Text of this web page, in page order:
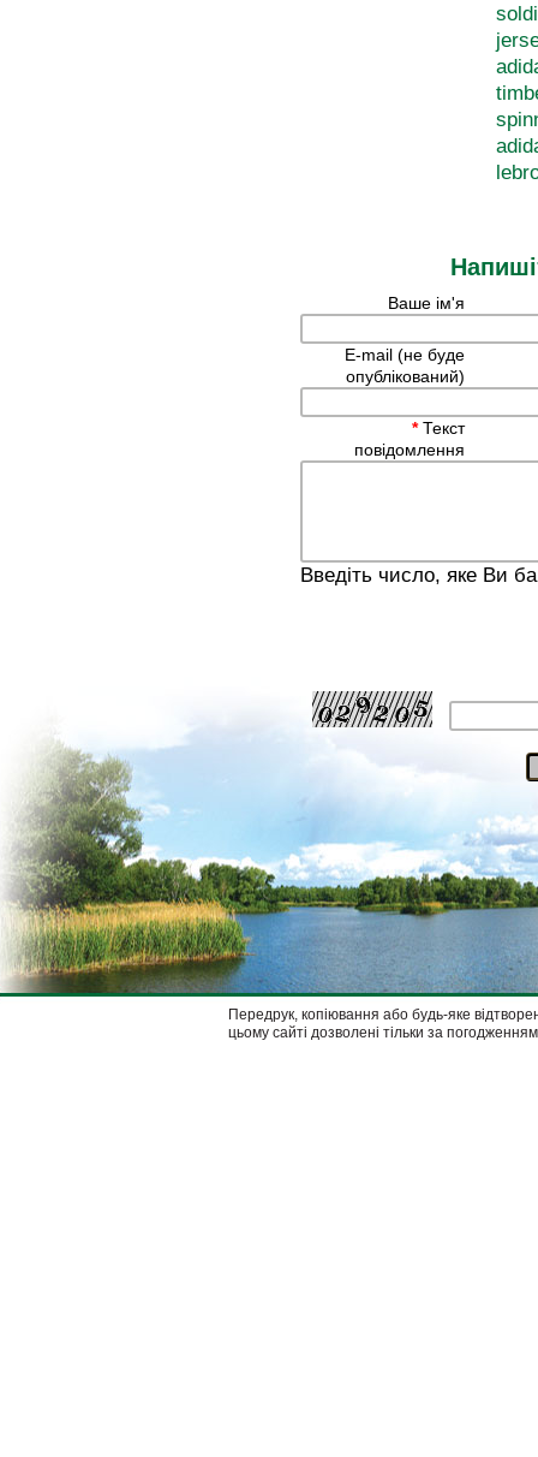
Ваше ім'я
E-mail (не буде
опублікований)
*Текст
повідомлення
Введіть число, яке Ви
Передрук, копіювання або будь-яке
цьому сайті дозволені тільки за